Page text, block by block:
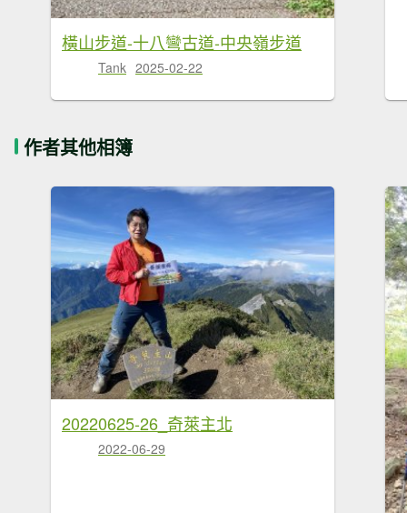
橫山步道-十八彎古道-中央嶺步道
Tank 2025-02-22
作者其他相簿
20220625-26_奇萊主北
2022-06-29